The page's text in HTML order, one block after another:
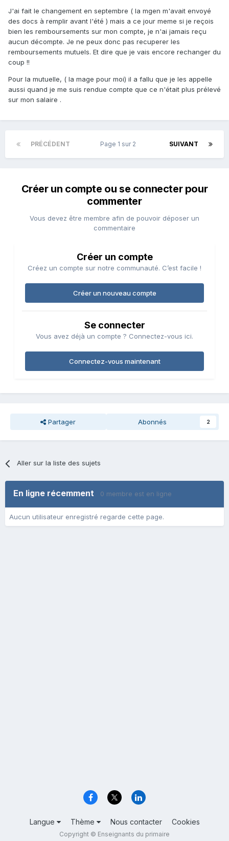
J'ai fait le changement en septembre ( la mgen m'avait envoyé
des docs à remplir avant l'été ) mais a ce jour meme si je reçois
bien les remboursements sur mon compte, je n'ai jamais reçu
aucun décompte. Je ne peux donc pas recuperer les
remboursements mutuels. Et dire que je vais encore rechanger du
coup !!
Pour la mutuelle, ( la mage pour moi) il a fallu que je les appelle
aussi quand je me suis rendue compte que ce n'était plus prélevé
sur mon salaire .
PRÉCÉDENT SUIVANT
Page 1 sur 2
Créer un compte ou se connecter pour
commenter
Vous devez être membre afin de pouvoir déposer un
commentaire
Créer un compte
Créez un compte sur notre communauté. C’est facile !
Créer un nouveau compte
Se connecter
Vous avez déjà un compte ? Connectez-vous ici.
Connectez-vous maintenant
Partager Abonnés 2
Aller sur la liste des sujets
En ligne récemment 0 membre est en ligne
Aucun utilisateur enregistré regarde cette page.
Langue Thème Nous contacter Cookies
Copyright © Enseignants du primaire